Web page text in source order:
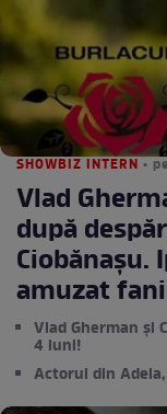
SHOWBIZ INTERN •
Vlad
după
Ciobănașu.
amuzat
Vlad Gherman și
4 luni!
Actorul din